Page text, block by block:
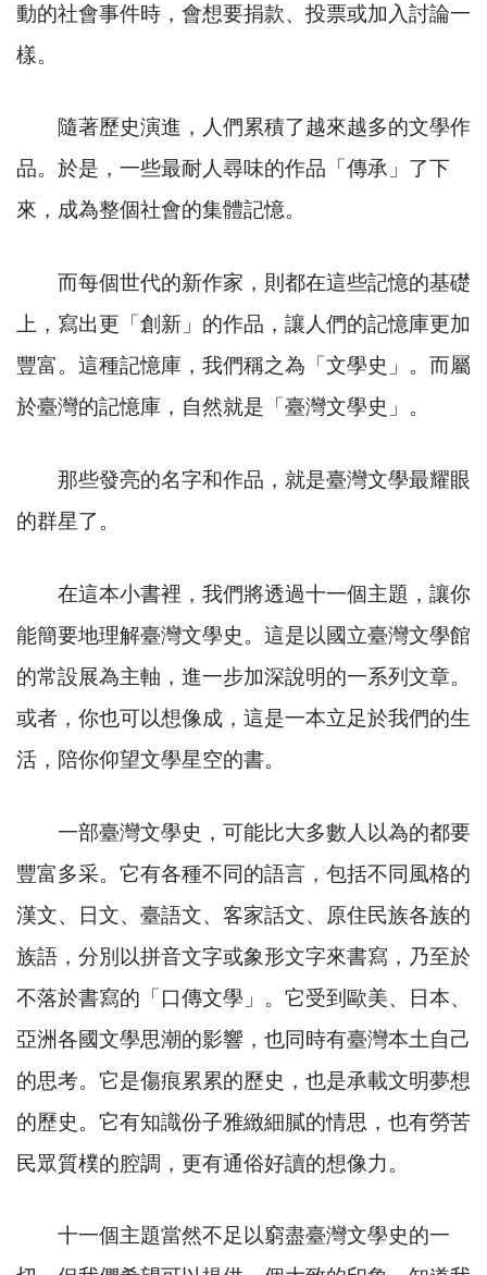
動的社會事件時，會想要捐款、投票或加入討論一
樣。
隨著歷史演進，人們累積了越來越多的文學作
品。於是，一些最耐人尋味的作品「傳承」了下
來，成為整個社會的集體記憶。
而每個世代的新作家，則都在這些記憶的基礎
上，寫出更「創新」的作品，讓人們的記憶庫更加
豐富。這種記憶庫，我們稱之為「文學史」。而屬
於臺灣的記憶庫，自然就是「臺灣文學史」。
那些發亮的名字和作品，就是臺灣文學最耀眼
的群星了。
在這本小書裡，我們將透過十一個主題，讓你
能簡要地理解臺灣文學史。這是以國立臺灣文學館
的常設展為主軸，進一步加深說明的一系列文章。
或者，你也可以想像成，這是一本立足於我們的生
活，陪你仰望文學星空的書。
一部臺灣文學史，可能比大多數人以為的都要
豐富多采。它有各種不同的語言，包括不同風格的
漢文、日文、臺語文、客家話文、原住民族各族的
族語，分別以拼音文字或象形文字來書寫，乃至於
不落於書寫的「口傳文學」。它受到歐美、日本、
亞洲各國文學思潮的影響，也同時有臺灣本土自己
的思考。它是傷痕累累的歷史，也是承載文明夢想
的歷史。它有知識份子雅緻細膩的情思，也有勞苦
民眾質樸的腔調，更有通俗好讀的想像力。
十一個主題當然不足以窮盡臺灣文學史的一